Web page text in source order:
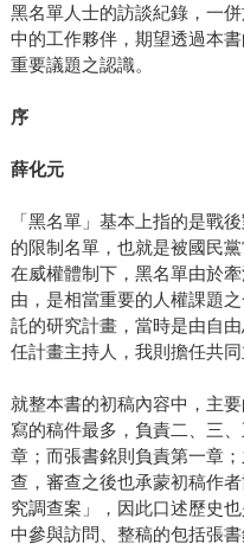
黑名單人士的訪談紀錄，一
中的工作夥伴，期望透過本
重要議題之認識。
序
薛化元
「黑名單」基本上指的是戰
的限制名單，也就是被國民
在威權體制下，黑名單由於
由，是相當重要的人權課題
託的研究計畫，當時是由自
任計畫主持人，我則擔任共同
就整本書的初稿內容中，主
寫的稿件最多，負責二、三
章；而張書銘則負責第一章
查，審查之後也承蒙初稿作
究調查案」，因此口述歷史
中參與訪問、整稿的包括張